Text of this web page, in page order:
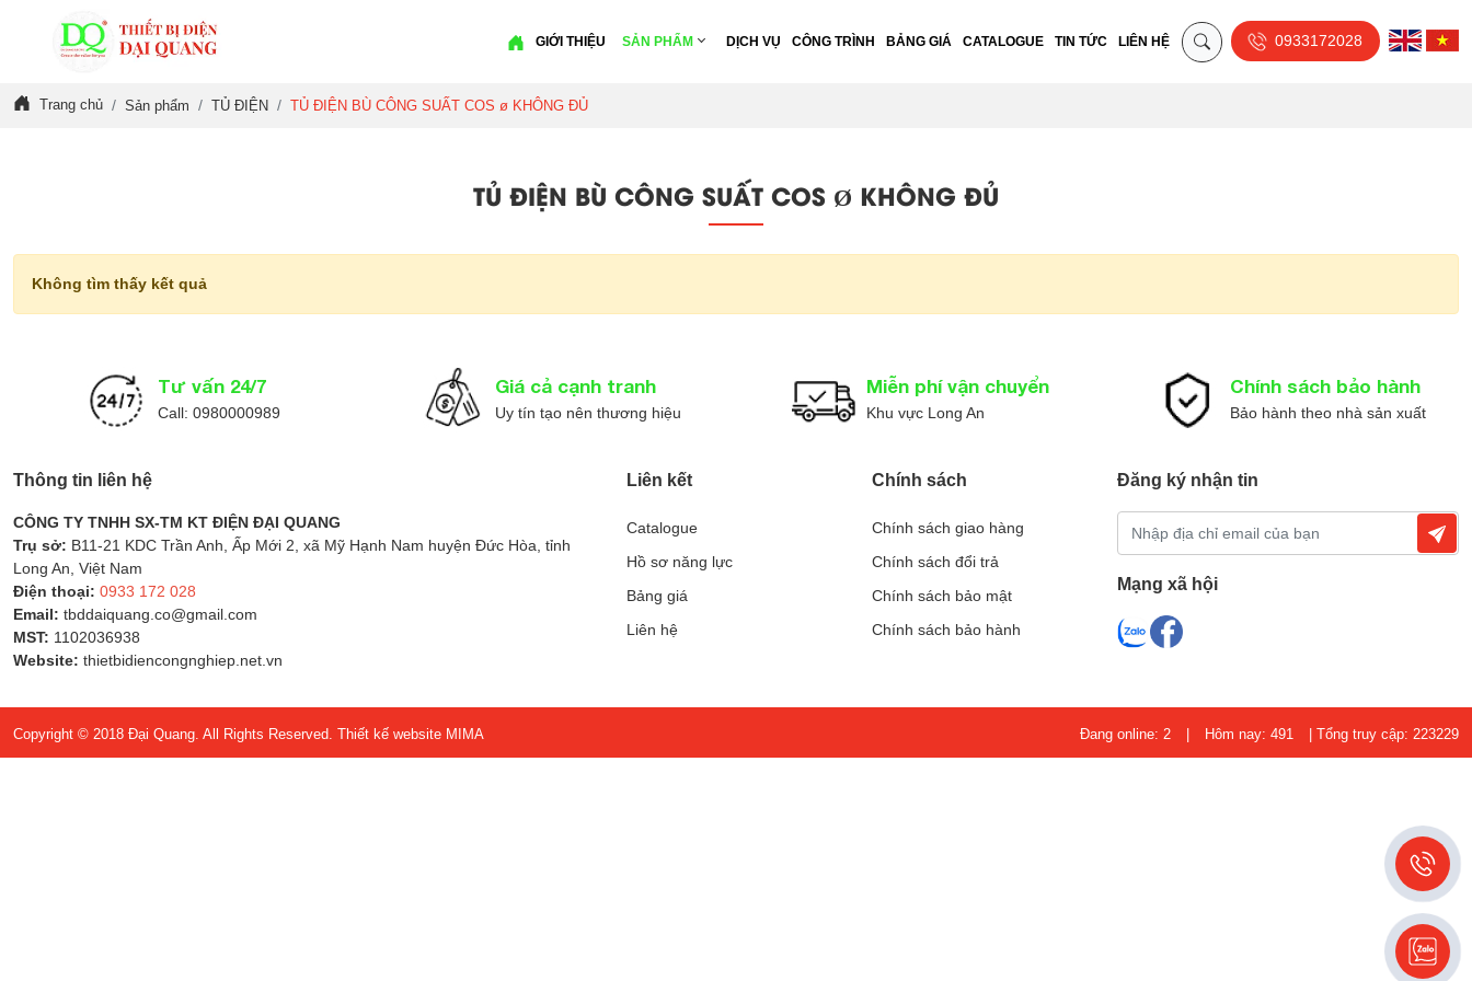
GIỚI THIỆU SẢN PHẨM DỊCH VỤ CÔNG TRÌNH BẢNG GIÁ CATALOGUE TIN TỨC LIÊN HỆ 0933172028
Trang chủ Sản phẩm TỦ ĐIỆN TỦ ĐIỆN BÙ CÔNG SUẤT COS ø KHÔNG ĐỦ
TỦ ĐIỆN BÙ CÔNG SUẤT COS Ø KHÔNG ĐỦ
Không tìm thấy kết quả
Tư vấn 24/7
Call: 0980000989
Giá cả cạnh tranh
Uy tín tạo nên thương hiệu
Miễn phí vận chuyển
Khu vực Long An
Chính sách bảo hành
Bảo hành theo nhà sản xuất
Thông tin liên hệ
CÔNG TY TNHH SX-TM KT ĐIỆN ĐẠI QUANG
Trụ sở: B11-21 KDC Trần Anh, Ấp Mới 2, xã Mỹ Hạnh Nam huyện Đức Hòa, tỉnh
Long An, Việt Nam
Điện thoại: 0933 172 028
Email: tbddaiquang.co@gmail.com
MST: 1102036938
Website: thietbidiencongnghiep.net.vn
Liên kết
Catalogue
Hồ sơ năng lực
Bảng giá
Liên hệ
Chính sách
Chính sách giao hàng
Chính sách đổi trả
Chính sách bảo mật
Chính sách bảo hành
Đăng ký nhận tin
Mạng xã hội
Copyright © 2018 Đại Quang. All Rights Reserved. Thiết kế website MIMA Đang online: 2 Hôm nay: 491 Tổng truy cập: 223229